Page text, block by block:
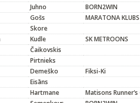
Juhno
BORN2WIN
Gošs
MARATONA KLUBS
Skore
Kudle
SK METROONS
Čaikovskis
Pirtnieks
Demeško
Fiksi-Ki
Eisāns
Hartmane
Matisons Runner’s